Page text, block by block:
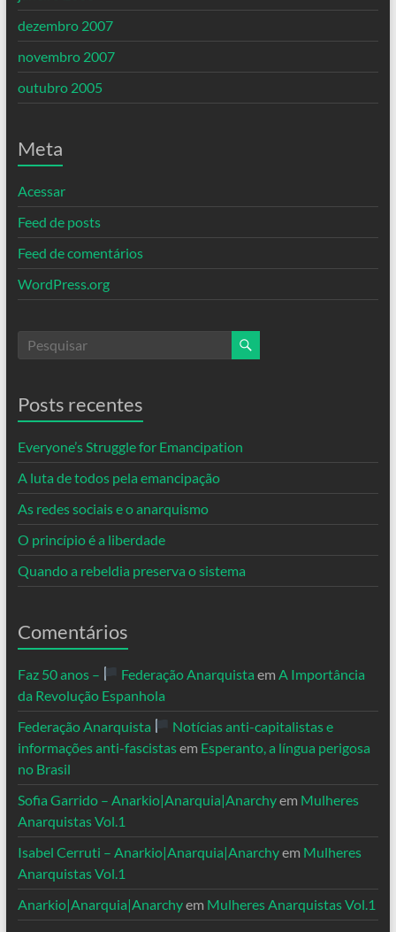
dezembro 2007
novembro 2007
outubro 2005
Meta
Acessar
Feed de posts
Feed de comentários
WordPress.org
Posts recentes
Everyone’s Struggle for Emancipation
A luta de todos pela emancipação
As redes sociais e o anarquismo
O princípio é a liberdade
Quando a rebeldia preserva o sistema
Comentários
Faz 50 anos – Federação Anarquista em A Importância
da Revolução Espanhola
Federação Anarquista
Notícias anti-capitalistas e
informações anti-fascistasem Esperanto, a língua perigosa
no Brasil
Sofia Garrido – Anarkio|Anarquia|Anarchyem Mulheres
Anarquistas Vol.1
Isabel Cerruti – Anarkio|Anarquia|Anarchyem Mulheres
Anarquistas Vol.1
Anarkio|Anarquia|Anarchyem Mulheres Anarquistas Vol.1